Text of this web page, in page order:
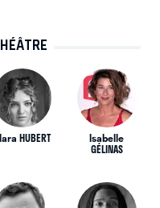
HUBERT Isabelle
GÉLINAS